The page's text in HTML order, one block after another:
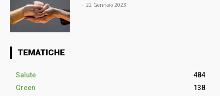
- 22 Gennaio 2023
TEMATICHE
Salute
484
Green
138